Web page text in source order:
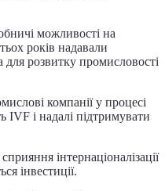
можливості на
років надавали
розвитку промисловості
компанії у процесі
і надалі підтримувати
інтернаціоналізації
інвестиції.